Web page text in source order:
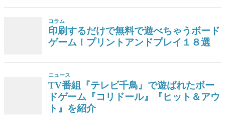
コラム
印刷するだけで無料で遊べちゃうボード
ゲーム！プリントアンドプレイ１８選
ニュース
TV番組『テレビ千鳥』で遊ばれたボー
ドゲーム『コリドール』『ヒット＆アウ
ト』を紹介